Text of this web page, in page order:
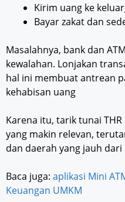
Kirim uang ke
Bayar zakat dan
Masalahnya, bank dan
kewalahan. Lonjakan
hal ini membuat antrean
kehabisan uang
Karena itu, tarik tunai
yang makin relevan,
dan daerah yang jauh
Baca juga: aplikasi Mini
Keuangan UMKM